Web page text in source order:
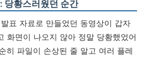
당황스러웠던 순간
표 자료로 만들었던 동영상이 갑자
화면이 나오지 않아 정말 당황했었어
히 파일이 손상된 줄 알고 여러 플레